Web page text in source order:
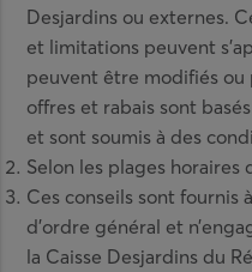
Desjardins ou externes.
et limitations peuvent
peuvent être modifiés ou
offres et rabais sont
et sont soumis à des
Selon les plages horaires
Ces conseils sont fournis
d’ordre général et
la Caisse Desjardins du